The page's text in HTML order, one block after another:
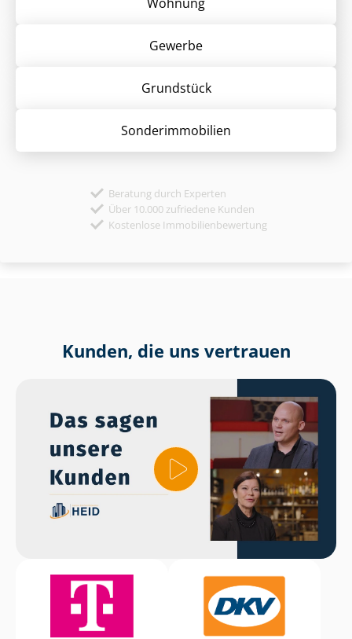
Gewerbe
Grund­stück
Sonder­immobilien
Beratung durch Experten
Über 10.000 zufriedene Kunden
Kostenlose Immobilienbewertung
Kunden, die uns vertrauen